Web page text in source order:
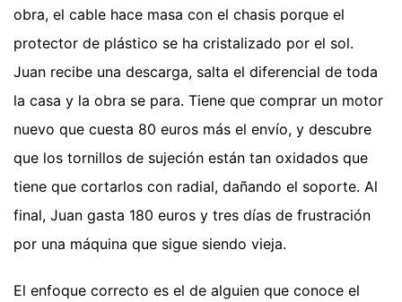
obra, el cable hace masa con el chasis porque el
protector de plástico se ha cristalizado por el sol.
Juan recibe una descarga, salta el diferencial de toda
la casa y la obra se para. Tiene que comprar un motor
nuevo que cuesta 80 euros más el envío, y descubre
que los tornillos de sujeción están tan oxidados que
tiene que cortarlos con radial, dañando el soporte. Al
final, Juan gasta 180 euros y tres días de frustración
por una máquina que sigue siendo vieja.
El enfoque correcto es el de alguien que conoce el